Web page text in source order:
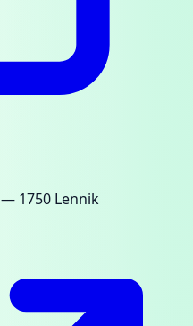
— 1750 Lennik